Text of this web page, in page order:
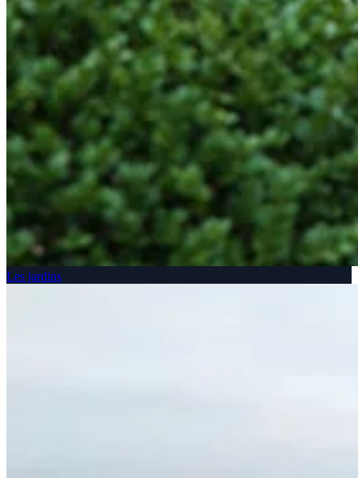
Les jardins